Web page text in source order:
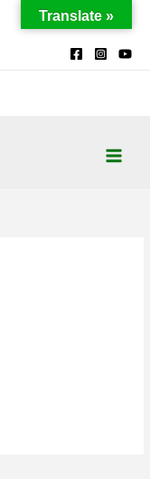
Translate »